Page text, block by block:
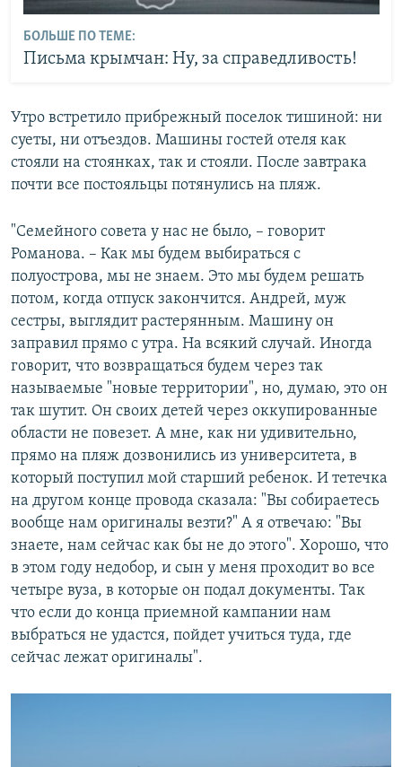
БОЛЬШЕ ПО ТЕМЕ:
Письма крымчан: Ну, за справедливость!
Утро встретило прибрежный поселок тишиной: ни
суеты, ни отъездов. Машины гостей отеля как
стояли на стоянках, так и стояли. После завтрака
почти все постояльцы потянулись на пляж.
"Семейного совета у нас не было, – говорит
Романова. – Как мы будем выбираться с
полуострова, мы не знаем. Это мы будем решать
потом, когда отпуск закончится. Андрей, муж
сестры, выглядит растерянным. Машину он
заправил прямо с утра. На всякий случай. Иногда
говорит, что возвращаться будем через так
называемые "новые территории", но, думаю, это он
так шутит. Он своих детей через оккупированные
области не повезет. А мне, как ни удивительно,
прямо на пляж дозвонились из университета, в
который поступил мой старший ребенок. И тетечка
на другом конце провода сказала: "Вы собираетесь
вообще нам оригиналы везти?" А я отвечаю: "Вы
знаете, нам сейчас как бы не до этого". Хорошо, что
в этом году недобор, и сын у меня проходит во все
четыре вуза, в которые он подал документы. Так
что если до конца приемной кампании нам
выбраться не удастся, пойдет учиться туда, где
сейчас лежат оригиналы".